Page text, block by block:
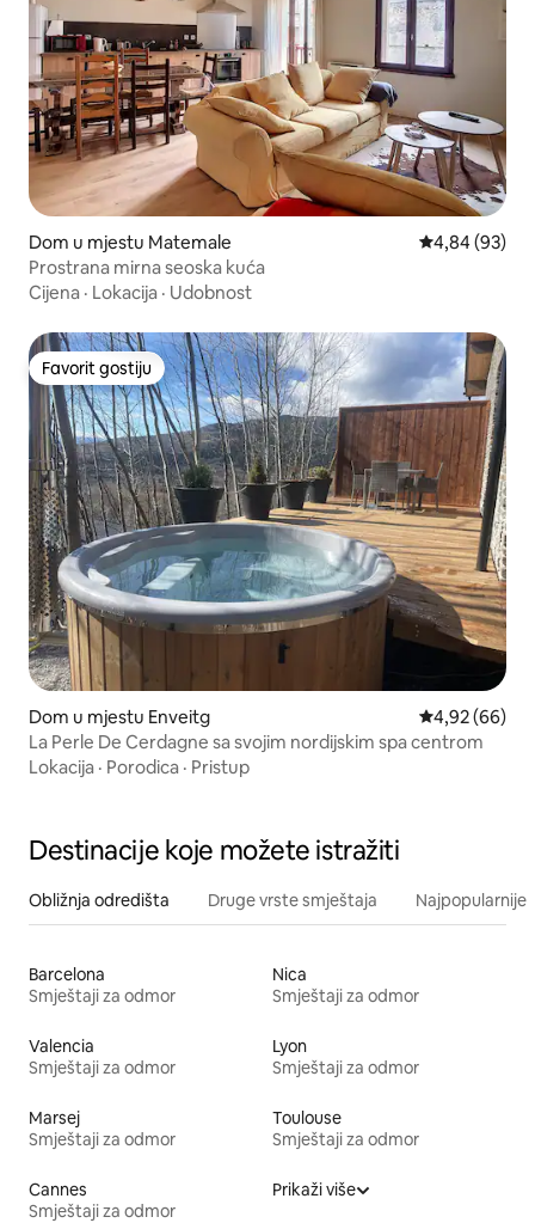
Dom u mjestu Matemale Prosječna
4,84 (93)
Prostrana mirna seoska kuća
Cijena · Lokacija · Udobnost
Favorit gostiju
Favorit gostiju
Dom u mjestu Enveitg Prosječna
4,92 (66)
La Perle De Cerdagne sa svojim nordijskim spa centrom
Lokacija · Porodica · Pristup
Destinacije koje možete istražiti
Obližnja odredišta Druge vrste smještaja Najpopularnije
Barcelona
Smještaji za odmor
Nica
Smještaji za odmor
Valencia
Smještaji za odmor
Lyon
Smještaji za odmor
Marsej
Smještaji za odmor
Toulouse
Smještaji za odmor
Cannes
Smještaji za odmor
Prikaži više